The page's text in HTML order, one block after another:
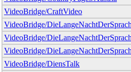
VideoBridge/CraftVideo
VideoBridge/
VideoBridge/
VideoBridge/
VideoBridge/DiensTalk